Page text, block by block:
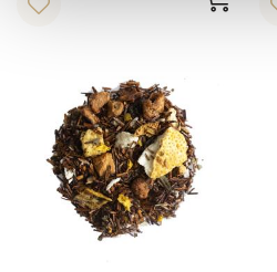
Lägg till i favoriter